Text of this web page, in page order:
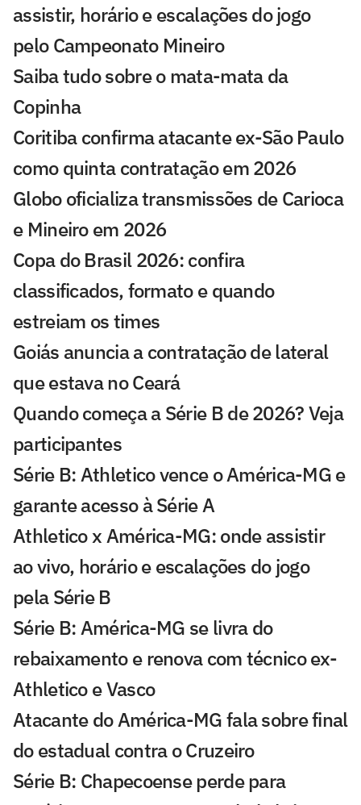
assistir, horário e escalações do jogo
pelo Campeonato Mineiro
Saiba tudo sobre o mata-mata da
Copinha
Coritiba confirma atacante ex-São Paulo
como quinta contratação em 2026
Globo oficializa transmissões de Carioca
e Mineiro em 2026
Copa do Brasil 2026: confira
classificados, formato e quando
estreiam os times
Goiás anuncia a contratação de lateral
que estava no Ceará
Quando começa a Série B de 2026? Veja
participantes
Série B: Athletico vence o América-MG e
garante acesso à Série A
Athletico x América-MG: onde assistir
ao vivo, horário e escalações do jogo
pela Série B
Série B: América-MG se livra do
rebaixamento e renova com técnico ex-
Athletico e Vasco
Atacante do América-MG fala sobre final
do estadual contra o Cruzeiro
Série B: Chapecoense perde para